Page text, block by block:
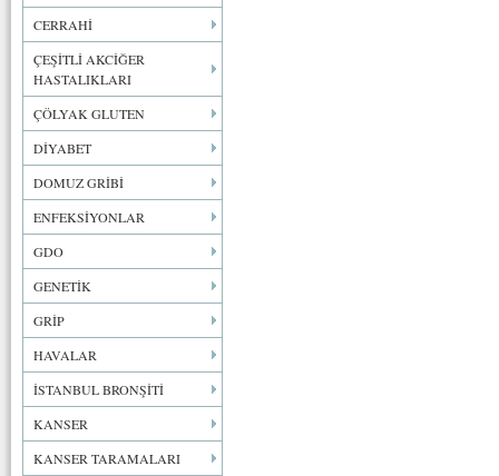
CERRAHİ
ÇEŞİTLİ AKCİĞER
HASTALIKLARI
ÇÖLYAK GLUTEN
DİYABET
DOMUZ GRİBİ
ENFEKSİYONLAR
GDO
GENETİK
GRİP
HAVALAR
İSTANBUL BRONŞİTİ
KANSER
KANSER TARAMALARI